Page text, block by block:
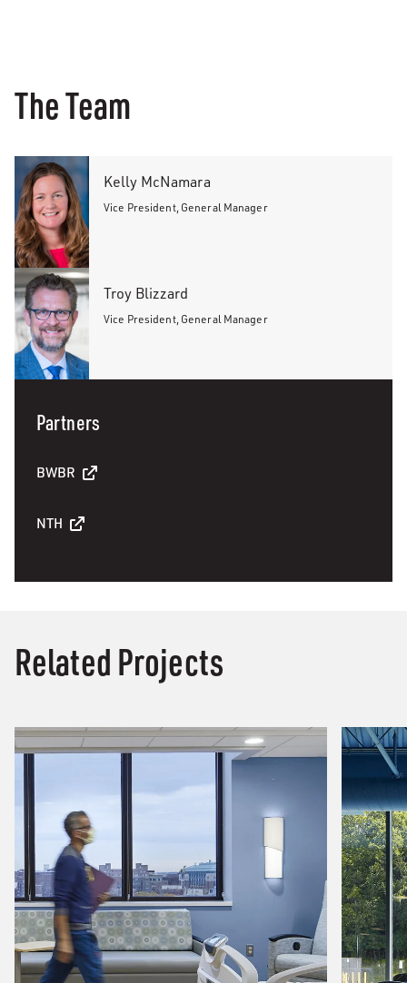
The Team
Kelly McNamara
Vice President, General Manager
Troy Blizzard
Vice President, General Manager
Partners
BWBR
NTH
Related Projects